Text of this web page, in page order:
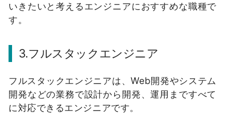
いきたいと考えるエンジニアにおすすめな職種で
す。
3.フルスタックエンジニア
フルスタックエンジニアは、Web開発やシステム
開発などの業務で設計から開発、運用まですべて
に対応できるエンジニアです。